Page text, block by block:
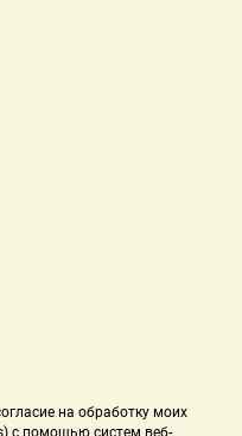
на обработку моих